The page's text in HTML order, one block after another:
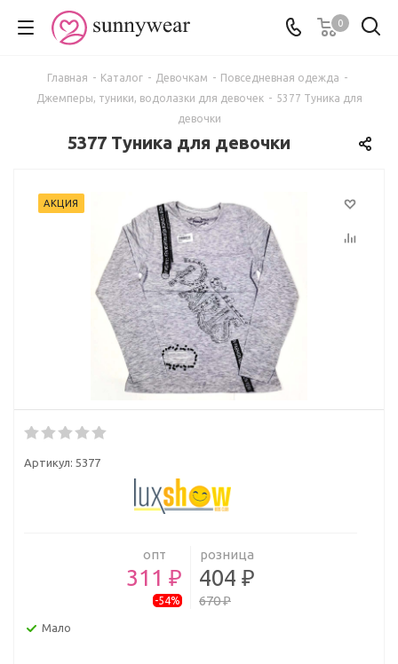
0
Главная - Каталог - Девочкам - Повседневная одежда -
Джемперы, туники, водолазки для девочек - 5377 Туника для
девочки
5377 Туника для девочки
АКЦИЯ
Артикул: 5377
опт
311 ₽
-54%
розница
404 ₽
670 ₽
Мало